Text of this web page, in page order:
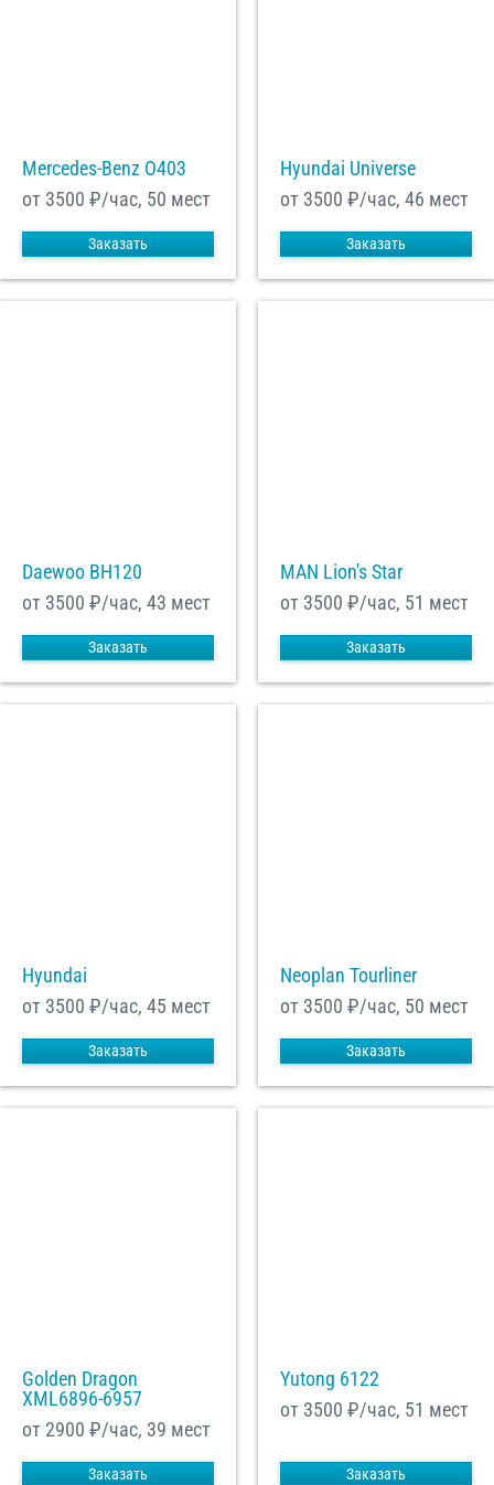
Mercedes-Benz О403
от 3500 ₽/час, 50 мест
Заказать
Hyundai Universe
от 3500 ₽/час, 46 мест
Заказать
Daewoo ВН120
от 3500 ₽/час, 43 мест
Заказать
MAN Lion's Star
от 3500 ₽/час, 51 мест
Заказать
Hyundai
от 3500 ₽/час, 45 мест
Заказать
Neoplan Tourliner
от 3500 ₽/час, 50 мест
Заказать
Golden Dragon
XML6896-6957
от 2900 ₽/час, 39 мест
Заказать
Yutong 6122
от 3500 ₽/час, 51 мест
Заказать